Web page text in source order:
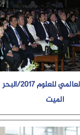
المنتدى العالمي للعلوم 2017/البحر
الميت